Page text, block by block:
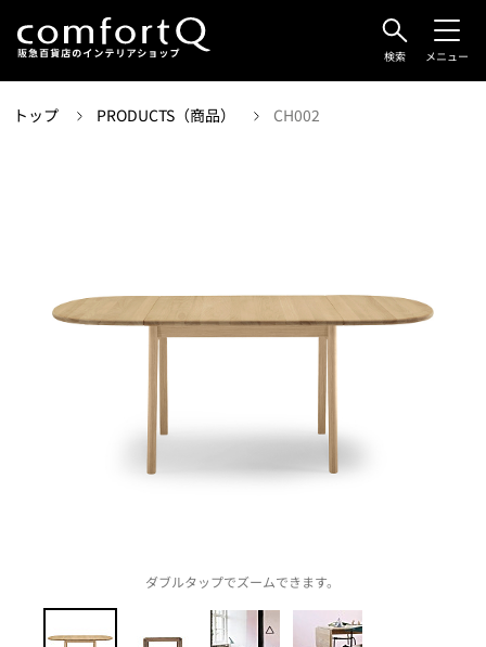
検索 メニュー
トップ PRODUCTS（商品） CH002
ダブルタップでズームできます。